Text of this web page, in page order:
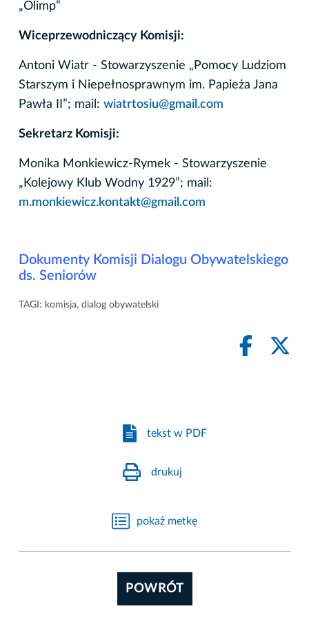
„Olimp”
Wiceprzewodniczący Komisji:
Antoni Wiatr - Stowarzyszenie „Pomocy Ludziom
Starszym i Niepełnosprawnym im. Papieża Jana
Pawła II”; mail: wiatrtosiu@gmail.com
Sekretarz Komisji:
Monika Monkiewicz-Rymek - Stowarzyszenie
„Kolejowy Klub Wodny 1929”; mail:
m.monkiewicz.kontakt@gmail.com
Dokumenty Komisji Dialogu Obywatelskiego
ds. Seniorów
TAGI: komisja, dialog obywatelski
tekst w PDF
drukuj
pokaż metkę
POWRÓT